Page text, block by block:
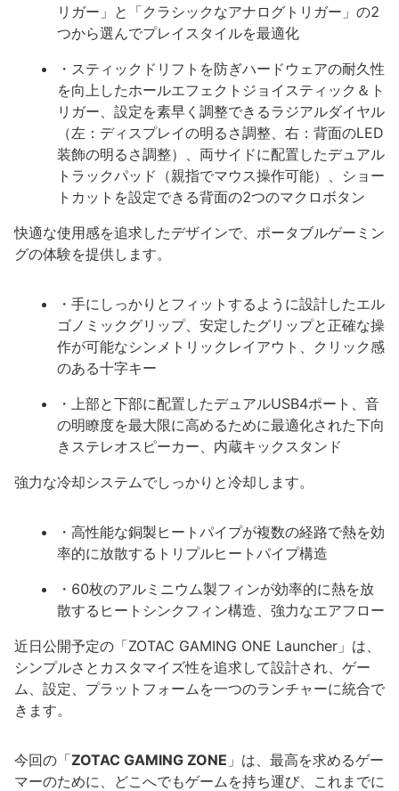
リガー」と「クラシックなアナログトリガー」の2
つから選んでプレイスタイルを最適化
・スティックドリフトを防ぎハードウェアの耐久性
を向上したホールエフェクトジョイスティック＆ト
リガー、設定を素早く調整できるラジアルダイヤル
（左：ディスプレイの明るさ調整、右：背面のLED
装飾の明るさ調整）、両サイドに配置したデュアル
トラックパッド（親指でマウス操作可能）、ショー
トカットを設定できる背面の2つのマクロボタン
快適な使用感を追求したデザインで、ポータブルゲーミン
グの体験を提供します。
・手にしっかりとフィットするように設計したエル
ゴノミックグリップ、安定したグリップと正確な操
作が可能なシンメトリックレイアウト、クリック感
のある十字キー
・上部と下部に配置したデュアルUSB4ポート、音
の明瞭度を最大限に高めるために最適化された下向
きステレオスピーカー、内蔵キックスタンド
強力な冷却システムでしっかりと冷却します。
・高性能な銅製ヒートパイプが複数の経路で熱を効
率的に放散するトリプルヒートパイプ構造
・60枚のアルミニウム製フィンが効率的に熱を放
散するヒートシンクフィン構造、強力なエアフロー
近日公開予定の「ZOTAC GAMING ONE Launcher」は、
シンプルさとカスタマイズ性を追求して設計され、ゲー
ム、設定、プラットフォームを一つのランチャーに統合で
きます。
今回の「ZOTAC GAMING ZONE 」は、最高を求めるゲー
マーのために、どこへでもゲームを持ち運び、これまでに